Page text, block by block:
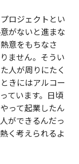
ロジェクトとい
がないと進まな
意をもちなさ
ません。そうい
人が周りにたく
きにはアルコー
ています。日頃
って起業したん
ができるんだっ
く考えられるよ